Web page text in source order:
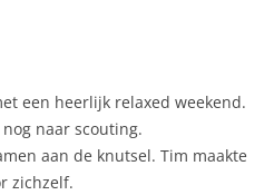
een heerlijk relaxed weekend.
naar scouting.
aan de knutsel. Tim maakte
zichzelf.